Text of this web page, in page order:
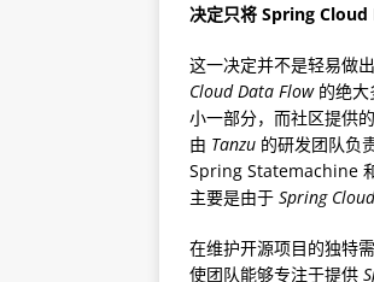
决定只将 Spring
这一决定并不是轻易做
Cloud Data Flow的绝大
小一部分，而社区提供
由 Tanzu 的研发团队负
Spring Statemachine
主要是由于 Spring
在维护开源项目的独特
使团队能够专注于提供